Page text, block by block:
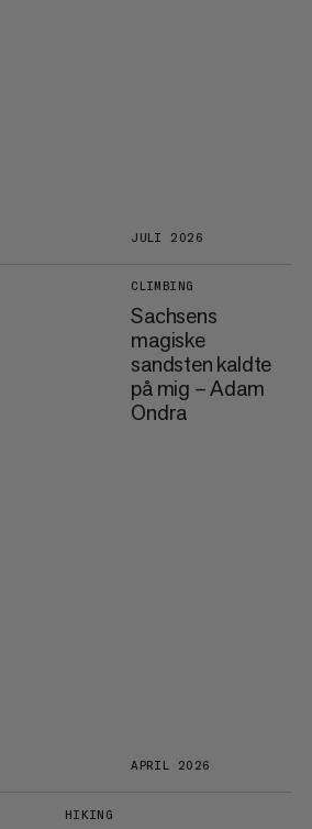
JULI 2026
CLIMBING
Sachsens
magiske
sandsten kaldte
på mig – Adam
Ondra
APRIL 2026
HIKING